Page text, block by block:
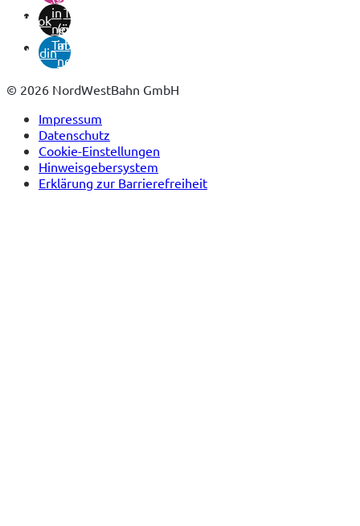
Tab)
tiktokin
neuem
Tab)
linkedin
(öffnet
in
neuem
© 2026 NordWestBahn GmbH
Impressum
Datenschutz
Cookie-Einstellungen
Hinweisgebersystem
Erklärung zur Barrierefreiheit